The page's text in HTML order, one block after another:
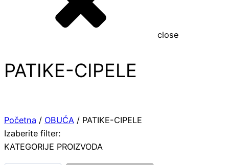
close
PATIKE-CIPELE
Početna / OBUĆA / PATIKE-CIPELE
Izaberite filter:
KATEGORIJE PROIZVODA